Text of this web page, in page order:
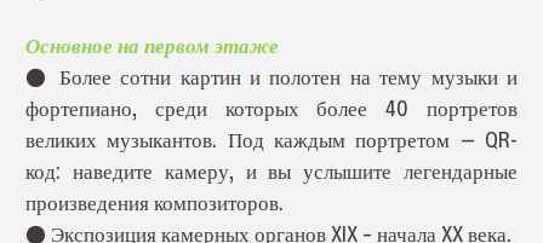
Основное на первом этаже
● Более сотни картин и полотен на тему музыки и
фортепиано, среди которых более 40 портретов
великих музыкантов. Под каждым портретом — QR-
код: наведите камеру, и вы услышите легендарные
произведения композиторов.
● Экспозиция камерных органов XIX – начала XX века.